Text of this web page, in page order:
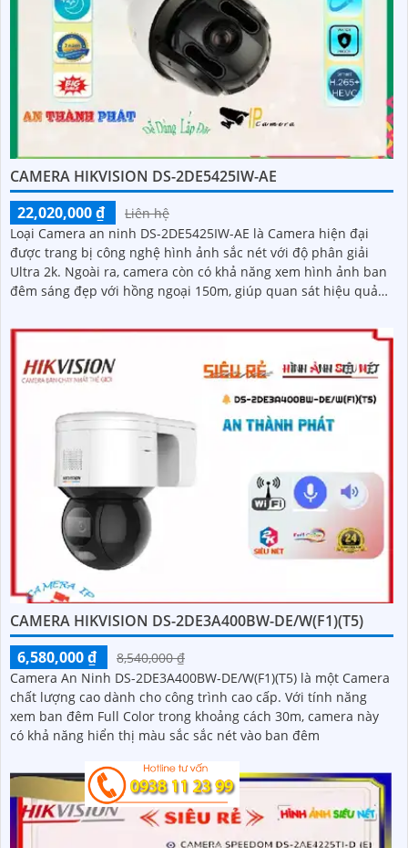
CAMERA HIKVISION DS-2DE5425IW-AE
22,020,000 ₫
Liên hệ
Loại Camera an ninh DS-2DE5425IW-AE là Camera hiện đại
được trang bị công nghệ hình ảnh sắc nét với độ phân giải
Ultra 2k. Ngoài ra, camera còn có khả năng xem hình ảnh ban
đêm sáng đẹp với hồng ngoại 150m, giúp quan sát hiệu quả
CAMERA HIKVISION DS-2DE3A400BW-DE/W(F1)(T5)
6,580,000 ₫
8,540,000 ₫
Camera An Ninh DS-2DE3A400BW-DE/W(F1)(T5) là một Camera
chất lượng cao dành cho công trình cao cấp. Với tính năng
xem ban đêm Full Color trong khoảng cách 30m, camera này
có khả năng hiển thị màu sắc sắc nét vào ban đêm